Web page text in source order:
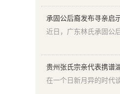
承固公后裔发布寻亲启
近日，广东林氏承固公
贵州张氏宗亲代表携谱